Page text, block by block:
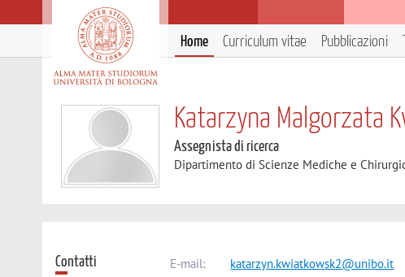
Home Curriculum vitae Pubblicazioni
Katarzyna Malgorzata
Assegnista di ricerca
Dipartimento di Scienze Mediche e
Contatti E-mail: katarzyn.kwiatkowsk2@unibo.it